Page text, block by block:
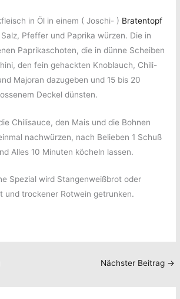
in Öl in einem ( Joschi- ) Bratentopf
Pfeffer und Paprika würzen. Die in
Paprikaschoten, die in dünne Scheiben
den fein gehackten Knoblauch, Chili-
Majoran dazugeben und 15 bis 20
Deckel dünsten.
Chilisauce, den Mais und die Bohnen
nachwürzen, nach Belieben 1 Schuß
Alles 10 Minuten köcheln lassen.
Spezial wird Stangenweißbrot oder
und trockener Rotwein getrunken.
Nächster Beitrag →